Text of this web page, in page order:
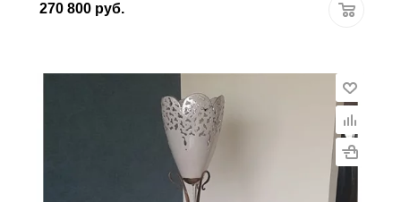
270 800 руб.